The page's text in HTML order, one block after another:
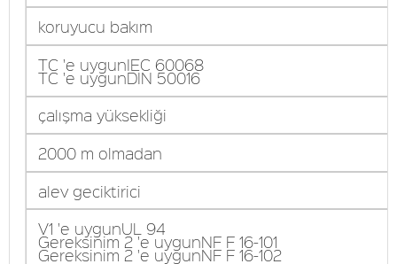
koruyucu bakım
TC 'e uygunIEC 60068
TC 'e uygunDIN 50016
çalışma yüksekliği
2000 m olmadan
alev geciktirici
V1 'e uygunUL 94
Gereksinim 2 'e uygunNF F 16-101
Gereksinim 2 'e uygunNF F 16-102